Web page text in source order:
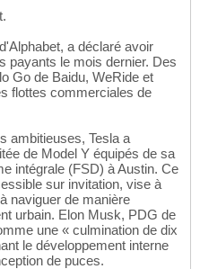
a déclaré avoir
payants le mois dernier. Des
Go de Baidu, WeRide et
flottes commerciales de
ambitieuses, Tesla a
de Model Y équipés de sa
intégrale (FSD) à Austin. Ce
sur invitation, vise à
naviguer de manière
urbain. Elon Musk, PDG de
une « culmination de dix
le développement interne
de puces.